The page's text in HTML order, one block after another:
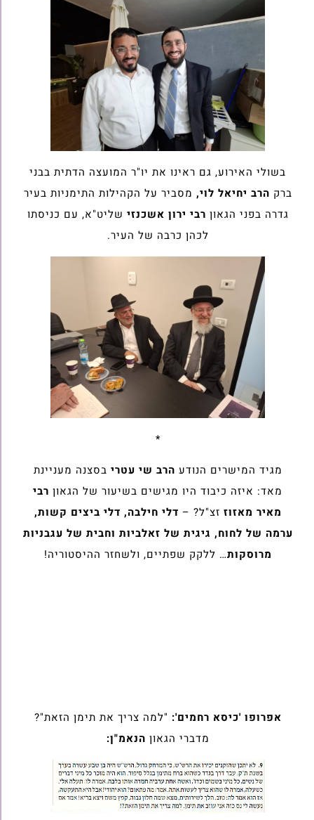
בשולי האירוע, גם ראינו את יו"ר המועצה הדתית בבני
ברק הרב יחיאל לוי, מסביר על הקהילות התימניות בעיר
גדרה בפני הגאון רבי ירון אשכנזי שליט"א, עם כניסתו
לכהן כרבה של העיר.
*
מגיד המישרים הנודע הרב שי עטרי בסצנה מעניינת
מאד: איזה כיבוד היו מגישים בשיעור של הגאון רבי
מאיר מאזוז זצ"ל? – דלי חילבה, דלי ביצים קשות,
ערמה של לחוח, גיגית של זאלביות וחבית של עגבניות
מרוסקות… ללקק שפתיים, ולשחזר ההיסטוריה!
אפרופו 'כיסא רחמים': "למה צריך את תימן הזאת"?
מדברי הגאון הנאמ"ן: